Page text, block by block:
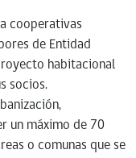
cooperativas
de Entidad
habitacional
socios.
un máximo de 70
o comunas que se